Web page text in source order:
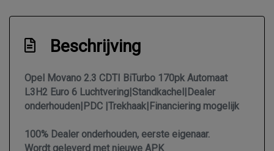
Interieur
2 zitplaatsen rechtsvoor
Airco
Armsteun voor
Bestuurdersstoel in hoogte verstelbaar
Beschrijving
Opel Movano 2.3 CDTI BiTurbo 170pk Automaat
L3H2 Euro 6 Luchtvering|Standkachel|Dealer
onderhouden|PDC |Trekhaak|Financiering mogelijk
100% Dealer onderhouden, eerste eigenaar.
Wordt geleverd met nieuwe APK